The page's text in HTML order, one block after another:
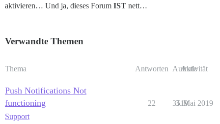
aktivieren… Und ja, dieses Forum IST nett…
Verwandte Themen
Thema Antworten Aufrufe
Aktivität
Push Notifications Not
functioning
Support
22 3519
3. Mai 2019